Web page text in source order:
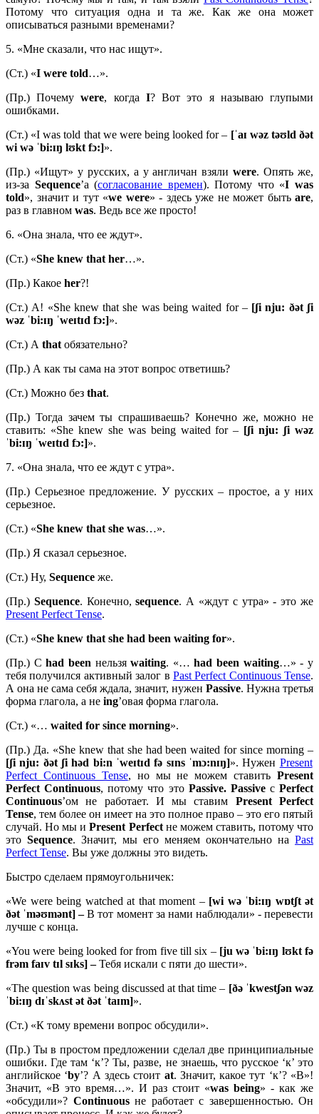
Потому что ситуация одна и та же. Как же она может
описываться разными временами?
5. «Мне сказали, что нас ищут».
(Ст.) «I were told…».
(Пр.) Почемуwere, когда I? Вот это я называю глупыми
ошибками.
(Ст.) «I was told that we were being looked for – [ˈaɪ wəz təʊld ðət
wi wə ˈbi:ɪŋ lʊkt fɔ:]».
(Пр.) «Ищут» у русских, а у англичан взялиwere. Опять же,
из-за Sequence’а (согласование времен). Потому что «Iwas
told», значит и тут «we were» - здесь уже не может быть are,
раз в главном was. Ведь все же просто!
6. «Она знала, что ее ждут».
(Ст.) «She knew that her…».
(Пр.) Какое her?!
(Ст.) А! «She knew that she was being waited for –[ʃi nju: ðət ʃi
wəz ˈbi:ɪŋ ˈweɪtɪd fɔ:]».
(Ст.) А that обязательно?
(Пр.) А как ты сама на этот вопрос ответишь?
(Ст.) Можно без that.
(Пр.) Тогда зачем ты спрашиваешь? Конечно же, можно не
ставить: «She knew she was being waited for – [ʃinju: ʃiwəz
ˈbi:ɪŋ ˈweɪtɪd fɔ:]».
7. «Она знала, что ее ждут с утра».
(Пр.) Серьезное предложение. У русских – простое, а у них
серьезное.
(Ст.) «She knew that she was…».
(Пр.) Я сказал серьезное.
(Ст.) Ну, Sequence же.
(Пр.) Sequence. Конечно,sequence. А «ждут с утра» - это же
Present Perfect Tense.
(Ст.) «She knew that she had been waiting for».
(Пр.) Сhad been нельзяwaiting. «…had been waiting…» - у
тебя получился активный залог в Past Perfect Continuous Tense.
А она не сама себя ждала, значит, нужен Passive. Нужна третья
форма глагола, а не ing’овая форма глагола.
(Ст.) «… waited for since morning».
(Пр.) Да. «She knew that she had been waited for since morning –
[ʃi nju: ðət ʃi həd bi:n ˈweɪtɪd fə sɪns ˈmɔ:nɪŋ]». Нужен Present
Perfect Continuous Tense, но мы не можем ставить Present
Perfect Continuous, потому что это Passive. Passiveс Perfect
Continuous’ом не работает. И мы ставим PresentPerfect
Tense, тем более он имеет на это полное право – это его пятый
случай. Но мы иPresent Perfectне можем ставить, потому что
это Sequence. Значит, мы его меняем окончательно на Past
Perfect Tense. Вы уже должны это видеть.
Быстро сделаем прямоугольничек:
«We were being watched at that moment –[wi wə ˈbi:ɪŋ wɒtʃt ət
ðət ˈməʊmənt] –В тот момент за нами наблюдали» - перевести
лучше с конца.
«You were being looked for from five till six –[juwə ˈbi:ɪŋ lʊktfə
frəm faɪv tɪl sɪks] –Тебя искали с пяти до шести».
«The question was being discussed at that time – [ðə ˈkwestʃən wəz
ˈbi:ɪŋ dɪˈskʌst ət ðət ˈtaɪm]».
(Ст.) «К тому времени вопрос обсудили».
(Пр.) Ты в простом предложении сделал две принципиальные
ошибки. Где там ‘к’? Ты, разве, не знаешь, что русское ‘к’ это
английское ‘by’? А здесь стоит at. Значит, какое тут ‘к’? «В»!
Значит, «В это время…». И раз стоит «was being» - как же
«обсудили»? Continuousне работает с завершенностью. Он